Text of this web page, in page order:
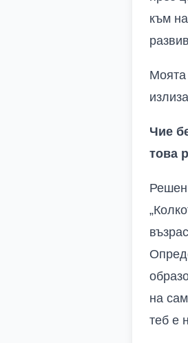
към
Моята
Чие
това
на
теб е